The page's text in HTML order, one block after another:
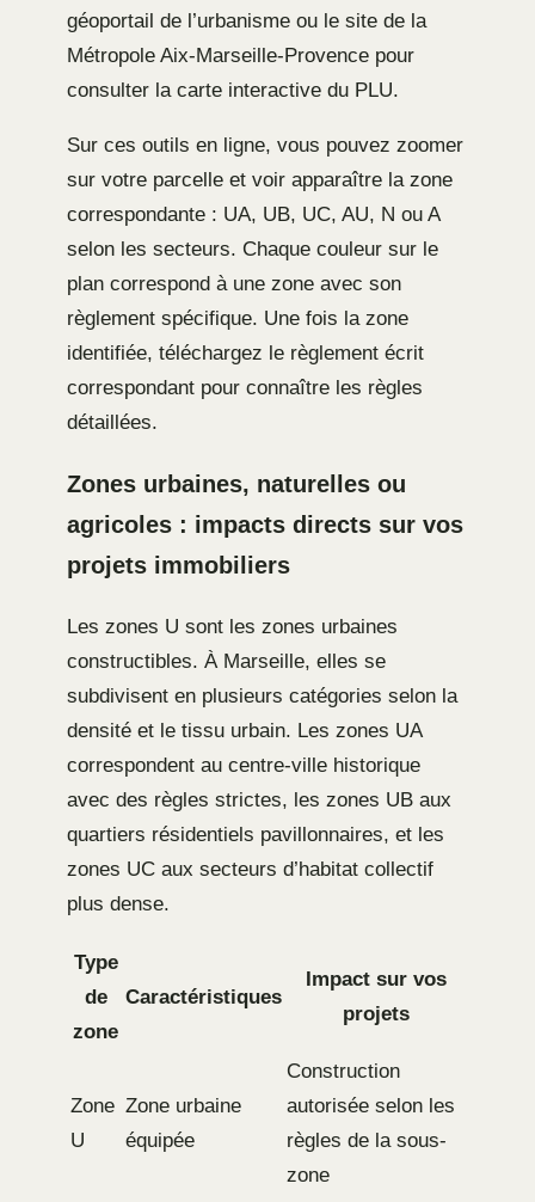
géoportail de l’urbanisme ou le site de la
Métropole Aix-Marseille-Provence pour
consulter la carte interactive du PLU.
Sur ces outils en ligne, vous pouvez zoomer
sur votre parcelle et voir apparaître la zone
correspondante : UA, UB, UC, AU, N ou A
selon les secteurs. Chaque couleur sur le
plan correspond à une zone avec son
règlement spécifique. Une fois la zone
identifiée, téléchargez le règlement écrit
correspondant pour connaître les règles
détaillées.
Zones urbaines, naturelles ou
agricoles : impacts directs sur vos
projets immobiliers
Les zones U sont les zones urbaines
constructibles. À Marseille, elles se
subdivisent en plusieurs catégories selon la
densité et le tissu urbain. Les zones UA
correspondent au centre-ville historique
avec des règles strictes, les zones UB aux
quartiers résidentiels pavillonnaires, et les
zones UC aux secteurs d’habitat collectif
plus dense.
Type
de
zone
Caractéristiques
Impact sur vos
projets
Zone
U
Zone urbaine
équipée
Construction
autorisée selon les
règles de la sous-
zone